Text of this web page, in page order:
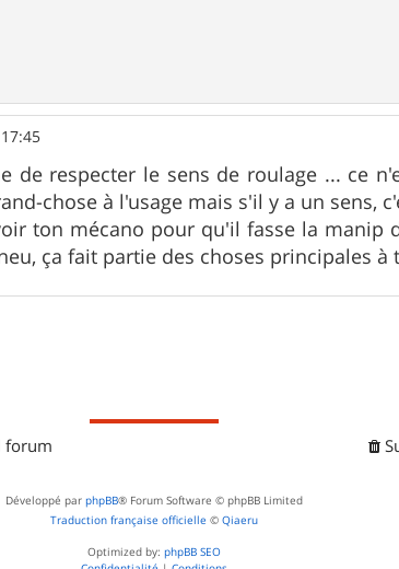
de respecter le sens de roulage ... ce
chose à l'usage mais s'il y a un sens,
ton mécano pour qu'il fasse la manip
ça fait partie des choses principales à
forum
Développé par phpBB® Forum Software © phpBB Limited
Traduction française officielle © Qiaeru
Optimized by: phpBB SEO